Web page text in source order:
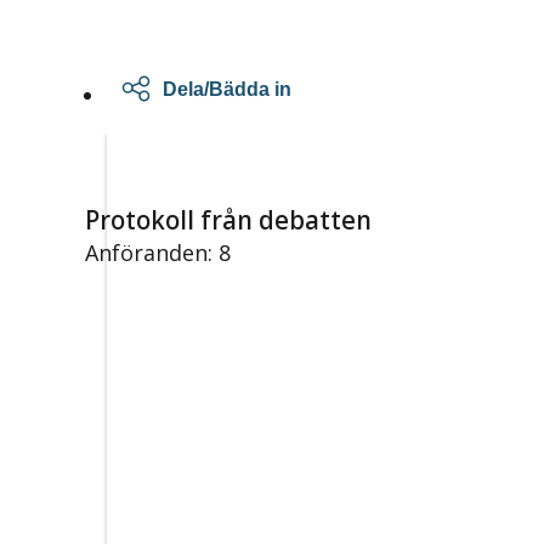
Dela/Bädda in
Protokoll från debatten
Anföranden: 8